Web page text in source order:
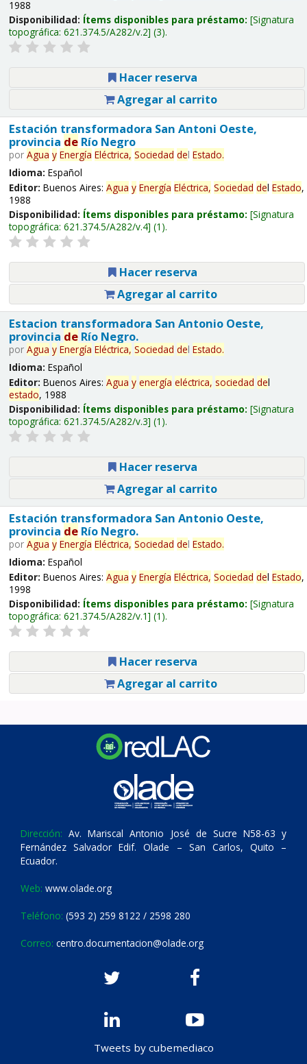
1988
Disponibilidad: Ítems disponibles para préstamo: Signatura
topográfica: 621.374.5/A282/v.2 (3).
Hacer reserva
Agregar al carrito
Estación transformadora San Antoni Oeste,
provincia deRío Negro
por Agua y Energía Eléctrica, Sociedad del Estado.
Idioma: Español
Editor: Buenos Aires: Agua y Energía Eléctrica, Sociedad del Estado,
1988
Disponibilidad: Ítems disponibles para préstamo: Signatura
topográfica: 621.374.5/A282/v.4 (1).
Hacer reserva
Agregar al carrito
Estacion transformadora San Antonio Oeste,
provincia deRío Negro.
por Agua y Energía Eléctrica, Sociedad del Estado.
Idioma: Español
Editor: Buenos Aires: Agua y energía eléctrica, sociedad del
estado, 1988
Disponibilidad: Ítems disponibles para préstamo: Signatura
topográfica: 621.374.5/A282/v.3 (1).
Hacer reserva
Agregar al carrito
Estación transformadora San Antonio Oeste,
provincia deRío Negro.
por Agua y Energía Eléctrica, Sociedad del Estado.
Idioma: Español
Editor: Buenos Aires: Agua y Energía Eléctrica, Sociedad del Estado,
1998
Disponibilidad: Ítems disponibles para préstamo: Signatura
topográfica: 621.374.5/A282/v.1 (1).
Hacer reserva
Agregar al carrito
Dirección: Av. Mariscal Antonio José de Sucre N58-63 y
Fernández Salvador Edif. Olade – San Carlos, Quito –
Ecuador.
Web: www.olade.org
Teléfono: (593 2) 259 8122 / 2598 280
Correo: centro.documentacion@olade.org
Tweets by cubemediaco